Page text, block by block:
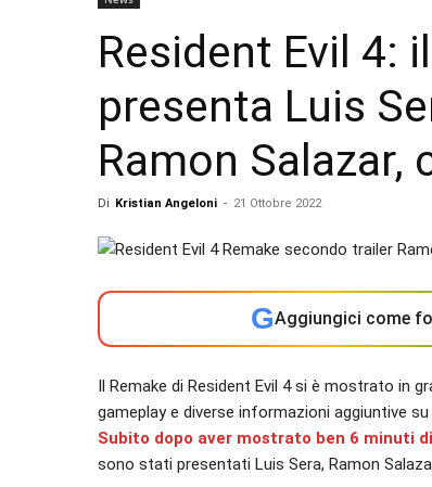
Resident Evil 4:
presenta Luis
Ramon Salazar,
Di Kristian Angeloni - 21 Ottobre 2022
GAggiungici come
Il Remake di Resident Evil 4 si è mostrato in
gameplay e diverse informazioni aggiuntive
Subito dopo aver mostrato ben 6 minuti
sono stati presentati Luis Sera, Ramon